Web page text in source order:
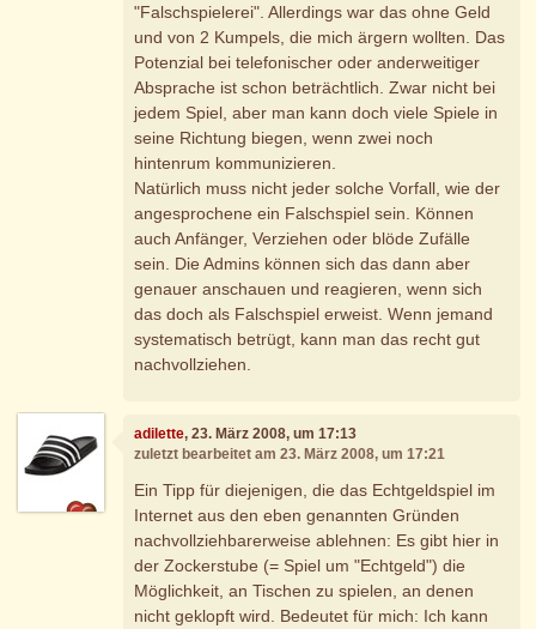
"Falschspielerei". Allerdings war das ohne Geld
und von 2 Kumpels, die mich ärgern wollten. Das
Potenzial bei telefonischer oder anderweitiger
Absprache ist schon beträchtlich. Zwar nicht bei
jedem Spiel, aber man kann doch viele Spiele in
seine Richtung biegen, wenn zwei noch
hintenrum kommunizieren.
Natürlich muss nicht jeder solche Vorfall, wie der
angesprochene ein Falschspiel sein. Können
auch Anfänger, Verziehen oder blöde Zufälle
sein. Die Admins können sich das dann aber
genauer anschauen und reagieren, wenn sich
das doch als Falschspiel erweist. Wenn jemand
systematisch betrügt, kann man das recht gut
nachvollziehen.
adilette, 23. März 2008, um 17:13
zuletzt bearbeitet am 23. März 2008, um 17:21
Ein Tipp für diejenigen, die das Echtgeldspiel im
Internet aus den eben genannten Gründen
nachvollziehbarerweise ablehnen: Es gibt hier in
der Zockerstube (= Spiel um "Echtgeld") die
Möglichkeit, an Tischen zu spielen, an denen
nicht geklopft wird. Bedeutet für mich: Ich kann